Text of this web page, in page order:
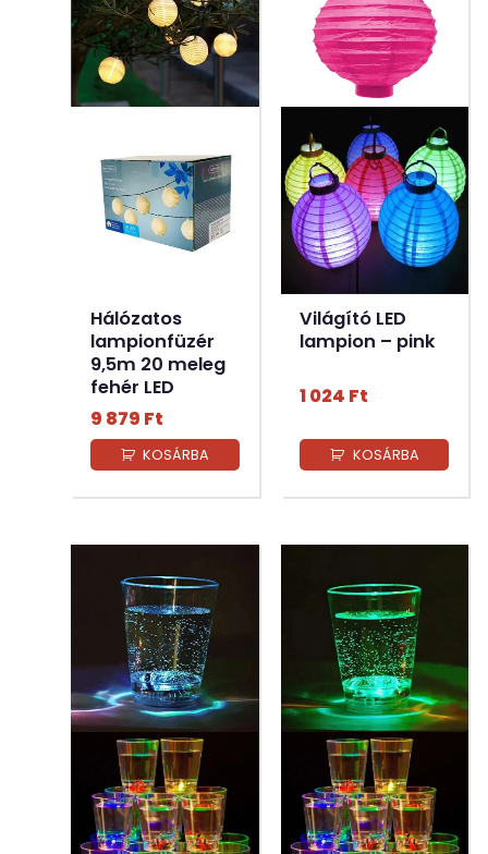
Hálózatos
lampionfüzér
9,5m 20 meleg
fehér LED
9 879 Ft
KOSÁRBA
Világító LED
lampion – pink
1 024 Ft
KOSÁRBA